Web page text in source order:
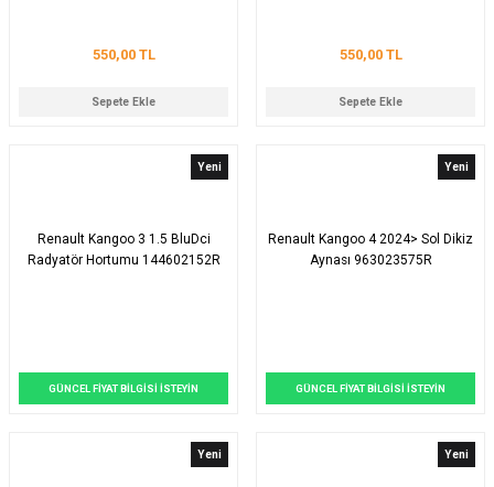
550,00 TL
Sepete Ekle
550,00 TL
Sepete Ekle
Yeni
Renault Kangoo 3 1.5 BluDci
Radyatör Hortumu 144602152R
GÜNCEL FİYAT BİLGİSİ İSTEYİN
Yeni
Renault Kangoo 4 2024> Sol Dikiz
Aynası 963023575R
GÜNCEL FİYAT BİLGİSİ İSTEYİN
Yeni Yeni